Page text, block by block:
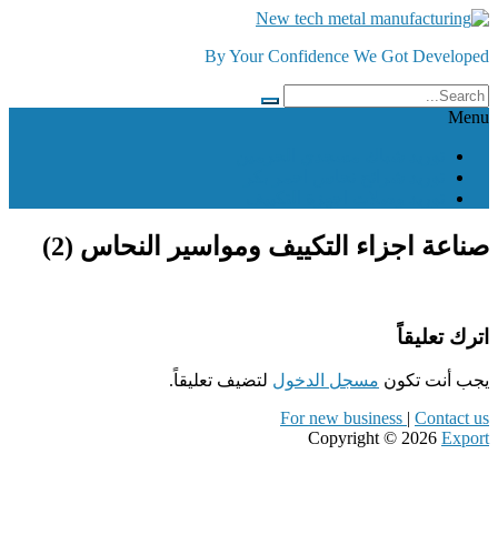
Skip
content
By Your Confidence We Got Developed
Menu
صناعة اجزاء التكييف ومواسير النحاس (2)
اترك تعليقاً
يجب أنت تكون مسجل الدخول لتضيف تعليقاً.
For new business | Contact us
Copyright © 2026 Export